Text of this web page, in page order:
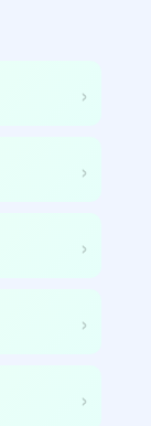
›
›
›
›
›